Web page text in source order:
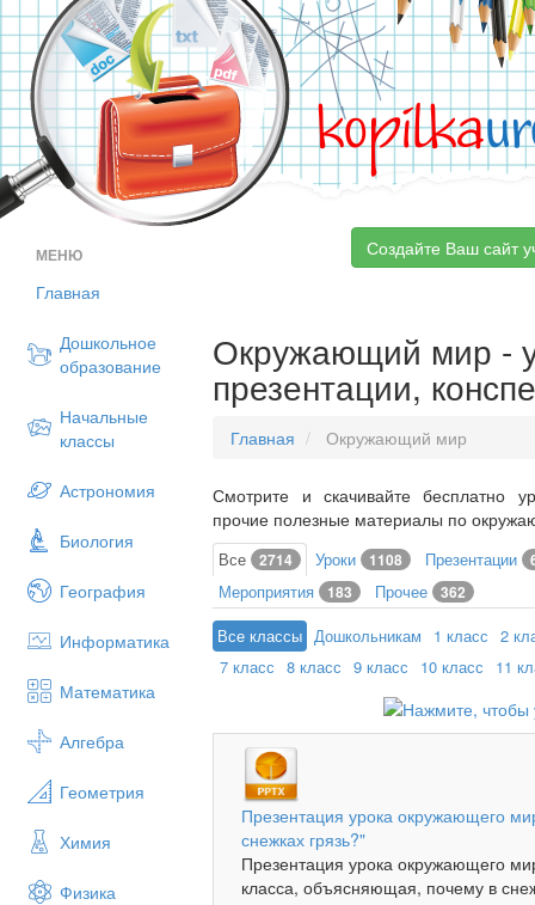
kopilka
МЕНЮ
Главная
Дошкольное
образование
Начальные
классы
Астрономия
Биология
География
Информатика
Математика
Алгебра
Геометрия
Химия
Физика
Создайте Ваш сайт
Окружающий мир -
презентации,
Главная Окружающий мир
Смотрите и скачивайте бесплатно
прочие полезные материалы по
Все 2714 Уроки 1108 Презентации
Мероприятия 183 Прочее 362
Все классы Дошкольникам 1 класс 2
7 класс 8 класс 9 класс 10 класс 11
Презентация урока окружающего
снежках грязь?"
Презентация урока окружающего
класса, объясняющая, почему в